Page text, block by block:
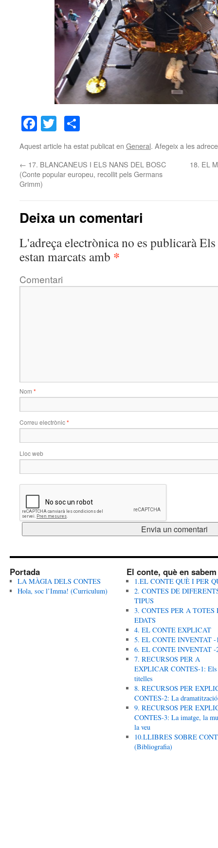
Facebook
Twitter
Aquest article ha estat publicat en General. Afegeix a les
← 17. BLANCANEUS I ELS NANS DEL BOSC
(Conte popular europeu, recollit pels Germans
Grimm)
18. EL
Deixa un comentari
L'adreça electrònica no es publicaràEls
estan marcats amb *
Comentari
Nom *
Correu electrònic*
Lloc web
Portada
LA MÀGIA DELS CONTES
Hola, soc l’Imma! (Curriculum)
El conte, què en sabem
1.EL CONTE QUÈ I PER
2. CONTES DE
TIPUS
3. CONTES PER A TOTES
EDATS
4. EL CONTE EXPLICAT
5. EL CONTE INVENTAT -
6. EL CONTE INVENTAT -
7. RECURSOS PER A
EXPLICAR CONTES-1: Els
titelles
8. RECURSOS PER
CONTES-2: La dramatització
9. RECURSOS PER
CONTES-3: La imatge, la
la veu
10.LLIBRES SOBRE
(Bibliografia)